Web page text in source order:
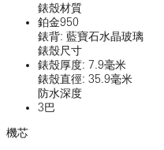
錶殼材質
鉑金950
錶背: 藍寶石水晶玻璃
錶殼尺寸
錶殼厚度: 7.9毫米
錶殼直徑: 35.9毫米
防水深度
3巴
機芯